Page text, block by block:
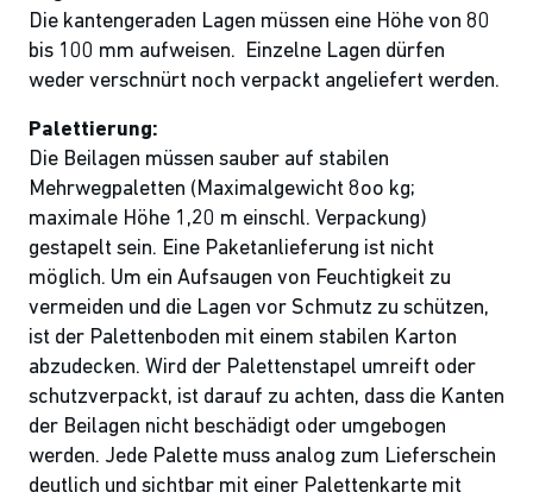
Die kantengeraden Lagen müssen eine Höhe von 80
bis 100 mm aufweisen. Einzelne Lagen dürfen
weder verschnürt noch verpackt angeliefert werden.
Palettierung:
Die Beilagen müssen sauber auf stabilen
Mehrwegpaletten (Maximalgewicht 8oo kg;
maximale Höhe 1,20 m einschl. Verpackung)
gestapelt sein. Eine Paketanlieferung ist nicht
möglich. Um ein Aufsaugen von Feuchtigkeit zu
vermeiden und die Lagen vor Schmutz zu schützen,
ist der Palettenboden mit einem stabilen Karton
abzudecken. Wird der Palettenstapel umreift oder
schutzverpackt, ist darauf zu achten, dass die Kanten
der Beilagen nicht beschädigt oder umgebogen
werden. Jede Palette muss analog zum Lieferschein
deutlich und sichtbar mit einer Palettenkarte mit